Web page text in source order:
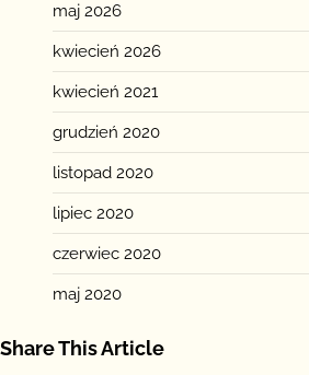
maj 2026
kwiecień 2026
kwiecień 2021
grudzień 2020
listopad 2020
lipiec 2020
czerwiec 2020
maj 2020
Share This Article